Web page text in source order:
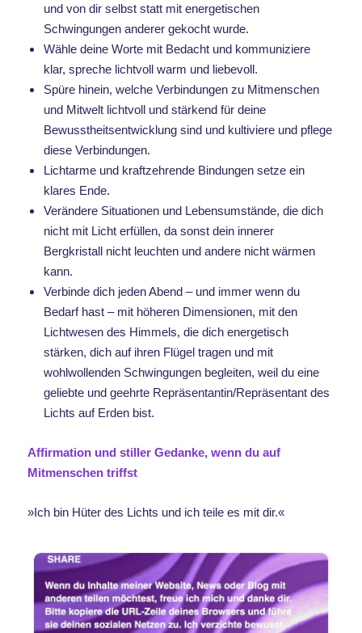
und von dir selbst statt mit energetischen
Schwingungen anderer gekocht wurde.
Wähle deine Worte mit Bedacht und kommuniziere
klar, spreche lichtvoll warm und liebevoll.
Spüre hinein, welche Verbindungen zu Mitmenschen
und Mitwelt lichtvoll und stärkend für deine
Bewusstheitsentwicklung sind und kultiviere und pflege
diese Verbindungen.
Lichtarme und kraftzehrende Bindungen setze ein
klares Ende.
Verändere Situationen und Lebensumstände, die dich
nicht mit Licht erfüllen, da sonst dein innerer
Bergkristall nicht leuchten und andere nicht wärmen
kann.
Verbinde dich jeden Abend – und immer wenn du
Bedarf hast – mit höheren Dimensionen, mit den
Lichtwesen des Himmels, die dich energetisch
stärken, dich auf ihren Flügel tragen und mit
wohlwollenden Schwingungen begleiten, weil du eine
geliebte und geehrte Repräsentantin/Repräsentant des
Lichts auf Erden bist.
Affirmation und stiller Gedanke, wenn du auf
Mitmenschen triffst
»Ich bin Hüter des Lichts und ich teile es mit dir.«